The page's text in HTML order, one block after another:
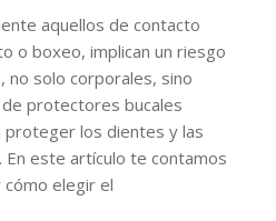
aquellos de contacto
o boxeo, implican un riesgo
no solo corporales, sino
protectores bucales
los dientes y las
este artículo te contamos
elegir el